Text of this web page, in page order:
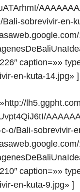
Bali-sobrevivir-en-
caption=»»
en-kuta-14.jpg» ]
o/Bali-sobrevivir-
caption=»»
en-kuta-9.jpg» ]